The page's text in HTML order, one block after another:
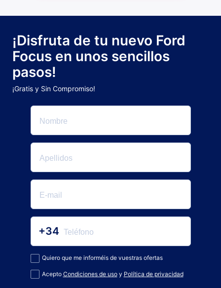
¡Disfruta de tu nuevo Ford
Focus en unos sencillos
pasos!
¡Gratis y Sin Compromiso!
+34
Quiero que me informéis de vuestras ofertas
Acepto Condiciones de usoy Política de privacidad